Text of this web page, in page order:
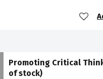
Promoting Critical
of stock)